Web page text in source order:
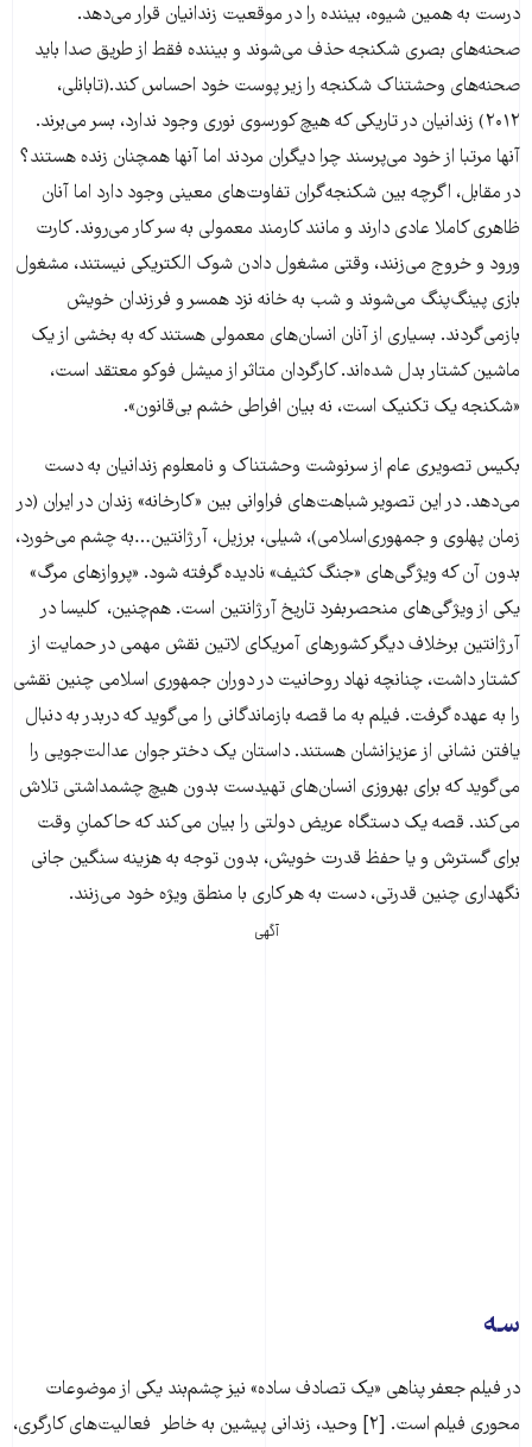
درست به همین شیوه، بیننده را در موقعیت زندانیان قرار می‌دهد.
صحنه‌های بصری شکنجه حذف می‌شوند و بیننده فقط از طریق صدا باید
صحنه‌های وحشتناک شکنجه را زیر پوست خود احساس کند.(تابانلی،
۲۰۱۲) زندانیان در تاریکی که هیچ کورسوی نوری وجود ندارد، بسر می‌برند.
آنها مرتبا از خود می‌پرسند چرا دیگران مردند اما آنها همچنان زنده هستند؟
در مقابل، اگرچه بین شکنجه‌گران تفاوت‌های معینی وجود دارد اما آنان
ظاهری کاملا عادی دارند و مانند کارمند معمولی به سر کار می‌روند. کارت
ورود و خروج می‌زنند، وقتی مشغول دادن شوک الکتریکی نیستند، مشغول
بازی پینگ‌پنگ می‌شوند و شب به خانه نزد همسر و فرزندان خویش
بازمی‌گردند. بسیاری از آنان انسان‌های معمولی هستند که به بخشی از یک
ماشین کشتار بدل شده‌اند. کارگردان متاثر از میشل فوکو معتقد است،
«شکنجه یک تکنیک است، نه بیان افراطی خشم بی‌قانون».
بکیس تصویری عام از سرنوشت وحشتناک و نامعلوم زندانیان به دست
می‌دهد. در این تصویر شباهت‌های فراوانی بین «کارخانه» زندان در ایران (در
زمان پهلوی و جمهوری‌اسلامی)، شیلی، برزیل، آرژانتین…به چشم می‌خورد،
بدون آن که ویژگی‌های «جنگ کثیف» نادیده گرفته شود. «پروازهای مرگ»
یکی از ویژگی‌های منحصربفرد تاریخ آرژانتین است. هم‌چنین، کلیسا در
آرژانتین برخلاف دیگر کشورهای آمریکای لاتین نقش مهمی در حمایت از
کشتار داشت، چنانچه نهاد روحانیت در دوران جمهوری اسلامی چنین نقشی
را به عهده گرفت. فیلم به ما قصه بازماندگانی را می‌گوید که دربدر به دنبال
یافتن نشانی از عزیزانشان هستند. داستان یک دختر جوان عدالت‌جویی را
می‌گوید که برای بهروزی انسان‌های تهیدست بدون هیچ چشمداشتی تلاش
می‌کند. قصه یک دستگاه عریض دولتی را بیان می‌کند که حاکمانِ وقت
برای گسترش و یا حفظ قدرت خویش، بدون توجه به هزینه سنگین جانی
نگهداری چنین قدرتی، دست به هر کاری با منطق ویژه خود می‌زنند.
آگهی
سه
در فیلم جعفر پناهی «یک تصادف ساده» نیز چشم‌بند یکی از موضوعات
محوری فیلم است. [۲] وحید، زندانی پیشین به خاطر فعالیت‌های کارگری،